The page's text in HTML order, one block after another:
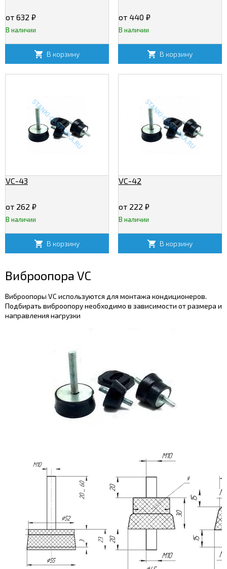
от 632 ₽
В наличии
В корзину
от 440 ₽
В наличии
В корзину
VC-43
от 262 ₽
В наличии
В корзину
VC-42
от 222 ₽
В наличии
В корзину
Виброопора VC
Виброопоры VC используются для монтажа кондиционеров.
Подбирать виброопору необходимо в зависимости от размера и
направления нагрузки